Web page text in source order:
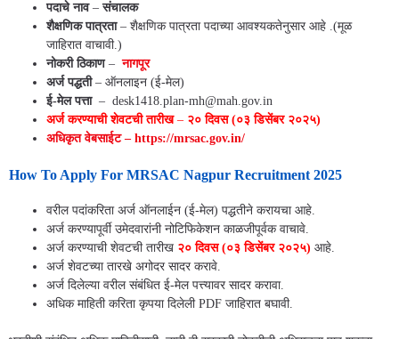
पदाचे नाव– संचालक
शैक्षणिक पात्रता– शैक्षणिक पात्रता पदाच्या आवश्यकतेनुसार आहे .(मूळ
जाहिरात वाचावी.)
नोकरी ठिकाण– नागपूर
अर्ज पद्धती– ऑनलाइन (ई-मेल)
ई-मेल पत्ता– desk1418.plan-mh@mah.gov.in
अर्ज करण्याची शेवटची तारीख– २० दिवस (०३ डिसेंबर २०२५)
अधिकृत वेबसाईट – https://mrsac.gov.in/
How To Apply For MRSAC Nagpur Recruitment 2025
वरील पदांकरिता अर्ज ऑनलाईन (ई-मेल) पद्धतीने करायचा आहे.
अर्ज करण्यापूर्वी उमेदवारांनी नोटिफिकेशन काळजीपूर्वक वाचावे.
अर्ज करण्याची शेवटची तारीख २० दिवस (०३ डिसेंबर २०२५) आहे.
अर्ज शेवटच्या तारखे अगोदर सादर करावे.
अर्ज दिलेल्या वरील संबंधित ई-मेल पत्त्यावर सादर करावा.
अधिक माहिती करिता कृपया दिलेली PDF जाहिरात बघावी.